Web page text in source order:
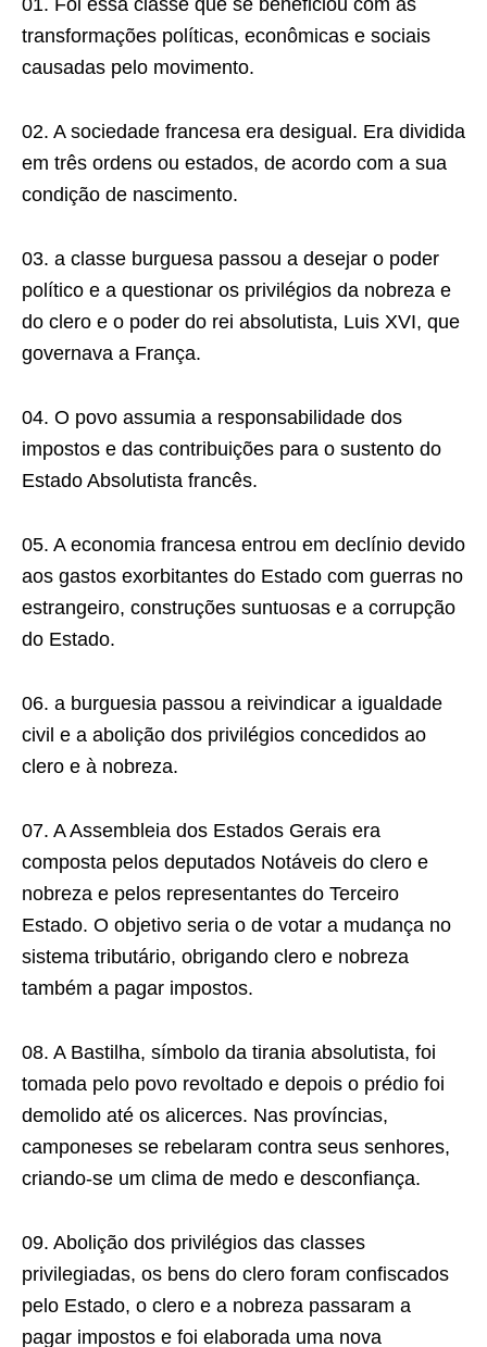
01. Foi essa classe que se beneficiou com as
transformações políticas, econômicas e sociais
causadas pelo movimento.
02. A sociedade francesa era desigual. Era dividida
em três ordens ou estados, de acordo com a sua
condição de nascimento.
03. a classe burguesa passou a desejar o poder
político e a questionar os privilégios da nobreza e
do clero e o poder do rei absolutista, Luis XVI, que
governava a França.
04. O povo assumia a responsabilidade dos
impostos e das contribuições para o sustento do
Estado Absolutista francês.
05. A economia francesa entrou em declínio devido
aos gastos exorbitantes do Estado com guerras no
estrangeiro, construções suntuosas e a corrupção
do Estado.
06. a burguesia passou a reivindicar a igualdade
civil e a abolição dos privilégios concedidos ao
clero e à nobreza.
07. A Assembleia dos Estados Gerais era
composta pelos deputados Notáveis do clero e
nobreza e pelos representantes do Terceiro
Estado. O objetivo seria o de votar a mudança no
sistema tributário, obrigando clero e nobreza
também a pagar impostos.
08. A Bastilha, símbolo da tirania absolutista, foi
tomada pelo povo revoltado e depois o prédio foi
demolido até os alicerces. Nas províncias,
camponeses se rebelaram contra seus senhores,
criando-se um clima de medo e desconfiança.
09. Abolição dos privilégios das classes
privilegiadas, os bens do clero foram confiscados
pelo Estado, o clero e a nobreza passaram a
pagar impostos e foi elaborada uma nova